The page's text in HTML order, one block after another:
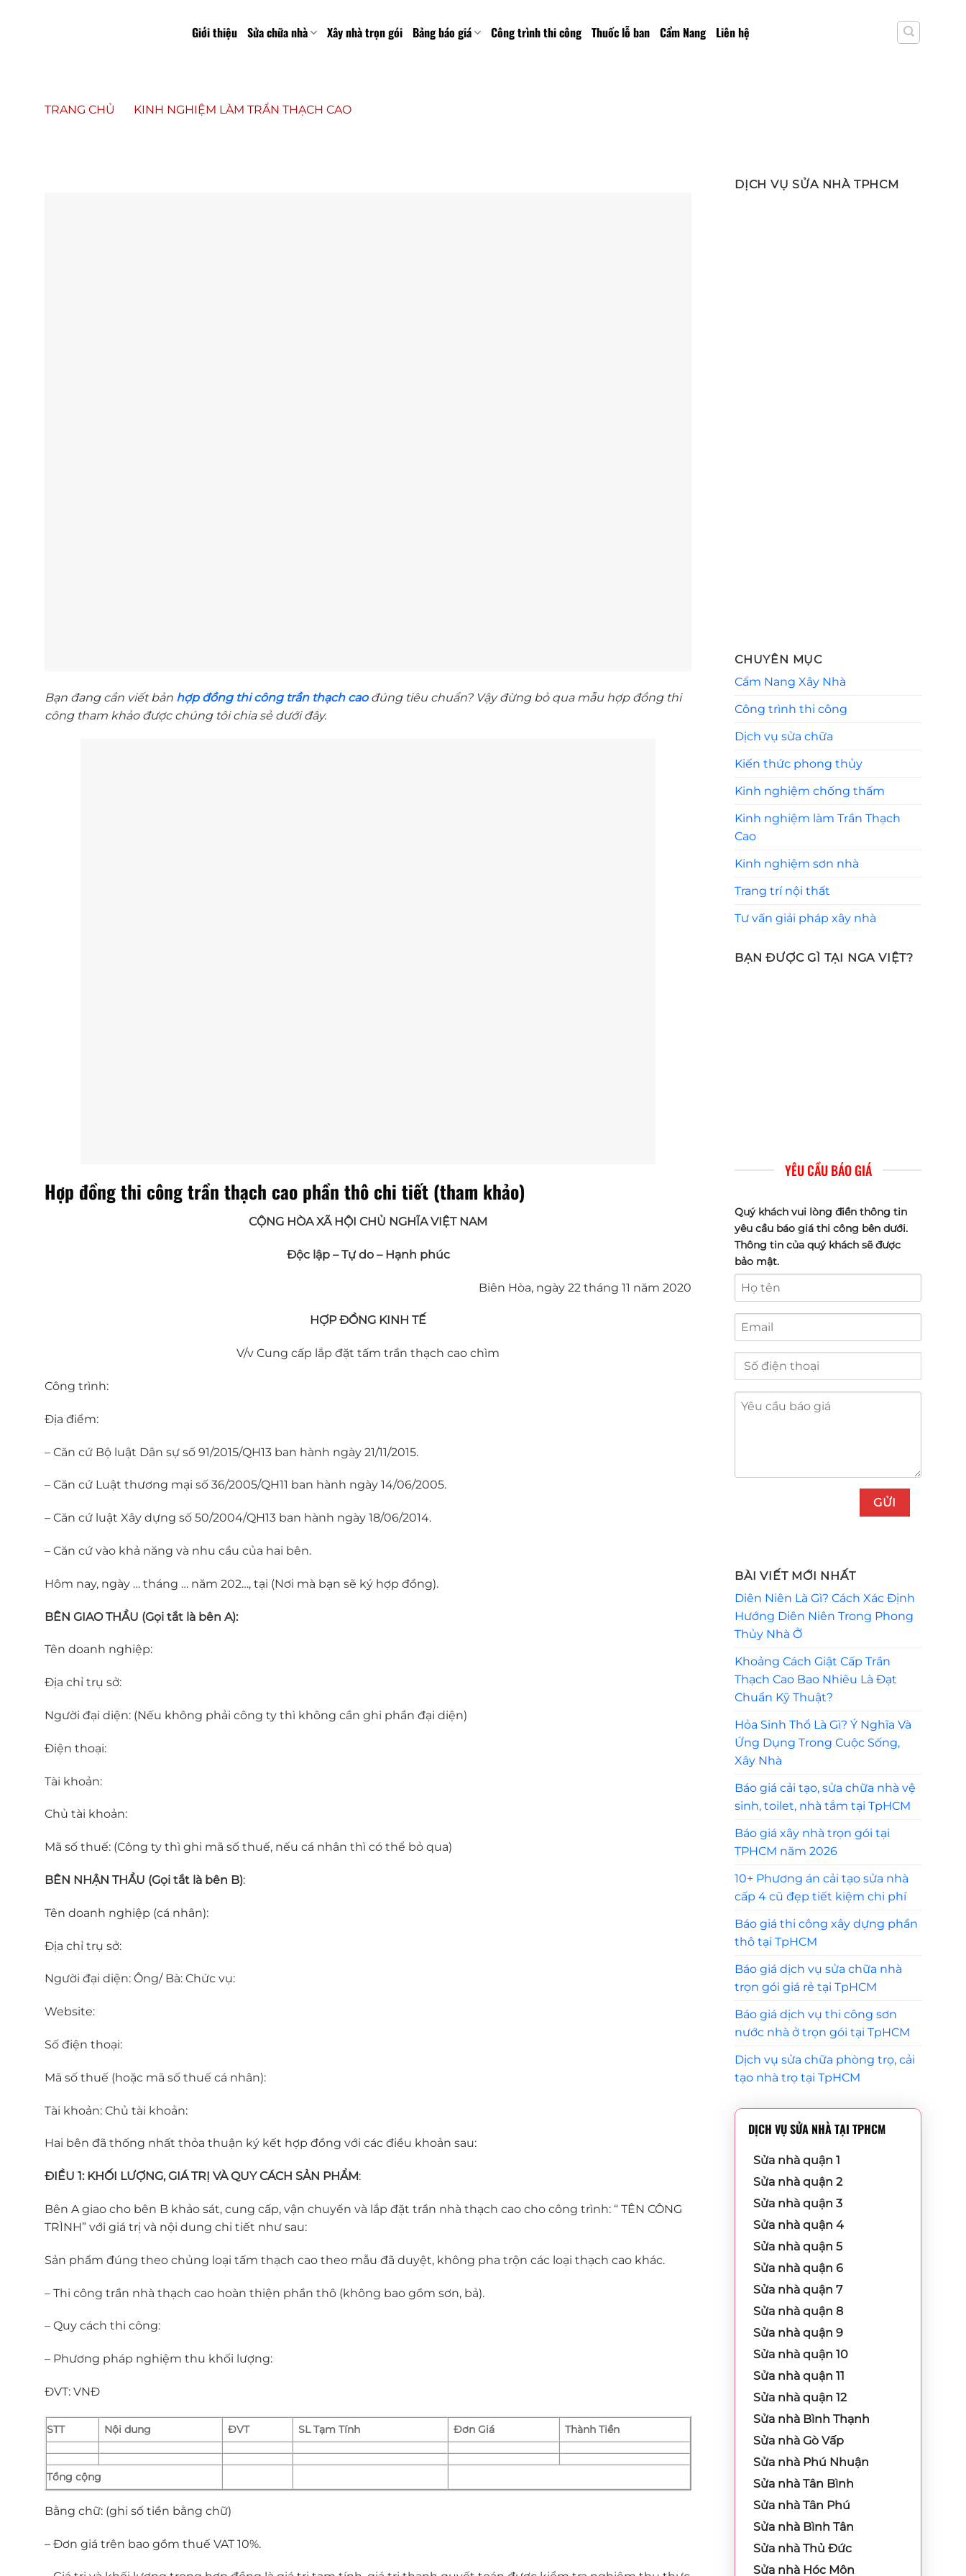
Giới thiệu Sửa chữa nhà Xây nhà trọn gói Bảng báo giá Công trình thi công Thuốc lỗ ban Cẩm Nang Liên hệ
TRANG CHỦ KINH NGHIỆM LÀM TRẦN THẠCH CAO
Bạn đang cần viết bản hợp đồng thi công trần thạch caođúng tiêu chuẩn? Vậy đừng bỏ qua mẫu hợp đồng thi
công tham khảo được chúng tôi chia sẻ dưới đây.
Hợp đồng thi công trần thạch cao phần thô chi tiết (tham khảo)
CỘNG HÒA XÃ HỘI CHỦ NGHĨA VIỆT NAM
Độc lập – Tự do – Hạnh phúc
Biên Hòa, ngày 22 tháng 11 năm 2020
HỢP ĐỒNG KINH TẾ
V/v Cung cấp lắp đặt tấm trần thạch cao chìm
Công trình:
Địa điểm:
– Căn cứ Bộ luật Dân sự số 91/2015/QH13 ban hành ngày 21/11/2015.
– Căn cứ Luật thương mại số 36/2005/QH11 ban hành ngày 14/06/2005.
– Căn cứ luật Xây dựng số 50/2004/QH13 ban hành ngày 18/06/2014.
– Căn cứ vào khả năng và nhu cầu của hai bên.
Hôm nay, ngày … tháng … năm 202…, tại (Nơi mà bạn sẽ ký hợp đồng).
BÊN GIAO THẦU (Gọi tắt là bên A):
Tên doanh nghiệp:
Địa chỉ trụ sở:
Người đại diện: (Nếu không phải công ty thì không cần ghi phần đại diện)
Điện thoại:
Tài khoản:
Chủ tài khoản:
Mã số thuế: (Công ty thì ghi mã số thuế, nếu cá nhân thì có thể bỏ qua)
BÊN NHẬN THẦU (Gọi tắt là bên B):
Tên doanh nghiệp (cá nhân):
Địa chỉ trụ sở:
Người đại diện: Ông/ Bà: Chức vụ:
Website:
Số điện thoại:
Mã số thuế (hoặc mã số thuế cá nhân):
Tài khoản: Chủ tài khoản:
Hai bên đã thống nhất thỏa thuận ký kết hợp đồng với các điều khoản sau:
ĐIỀU 1: KHỐI LƯỢNG, GIÁ TRỊ VÀ QUY CÁCH SẢN PHẨM:
Bên A giao cho bên B khảo sát, cung cấp, vận chuyển và lắp đặt trần nhà thạch cao cho công trình: “ TÊN CÔNG
TRÌNH” với giá trị và nội dung chi tiết như sau:
Sản phẩm đúng theo chủng loại tấm thạch cao theo mẫu đã duyệt, không pha trộn các loại thạch cao khác.
– Thi công trần nhà thạch cao hoàn thiện phần thô (không bao gồm sơn, bả).
– Quy cách thi công:
– Phương pháp nghiệm thu khối lượng:
ĐVT: VNĐ
STT Nội dung ĐVT SL Tạm Tính Đơn Giá Thành Tiền
Tổng cộng
Bằng chữ: (ghi số tiền bằng chữ)
– Đơn giá trên bao gồm thuế VAT 10%.
DỊCH VỤ SỬA NHÀ TPHCM
CHUYÊN MỤC
Cẩm Nang Xây Nhà
Công trình thi công
Dịch vụ sửa chữa
Kiến thức phong thủy
Kinh nghiệm chống thấm
Kinh nghiệm làm Trần Thạch
Cao
Kinh nghiệm sơn nhà
Trang trí nội thất
Tư vấn giải pháp xây nhà
BẠN ĐƯỢC GÌ TẠI NGA VIỆT?
YÊU CẦU BÁO GIÁ
Quý khách vui lòng điền thông tin
yêu cầu báo giá thi công bên dưới.
Thông tin của quý khách sẽ được
bảo mật.
BÀI VIẾT MỚI NHẤT
Diên Niên Là Gì? Cách Xác Định
Hướng Diên Niên Trong Phong
Thủy Nhà Ở
Khoảng Cách Giật Cấp Trần
Thạch Cao Bao Nhiêu Là Đạt
Chuẩn Kỹ Thuật?
Hỏa Sinh Thổ Là Gì? Ý Nghĩa Và
Ứng Dụng Trong Cuộc Sống,
Xây Nhà
Báo giá cải tạo, sửa chữa nhà vệ
sinh, toilet, nhà tắm tại TpHCM
Báo giá xây nhà trọn gói tại
TPHCM năm 2026
10+ Phương án cải tạo sửa nhà
cấp 4 cũ đẹp tiết kiệm chi phí
Báo giá thi công xây dựng phần
thô tại TpHCM
Báo giá dịch vụ sửa chữa nhà
trọn gói giá rẻ tại TpHCM
Báo giá dịch vụ thi công sơn
nước nhà ở trọn gói tại TpHCM
Dịch vụ sửa chữa phòng trọ, cải
tạo nhà trọ tại TpHCM
DỊCH VỤ SỬA NHÀ TẠI TPHCM
Sửa nhà quận 1
Sửa nhà quận 2
Sửa nhà quận 3
Sửa nhà quận 4
Sửa nhà quận 5
Sửa nhà quận 6
Sửa nhà quận 7
Sửa nhà quận 8
Sửa nhà quận 9
Sửa nhà quận 10
Sửa nhà quận 11
Sửa nhà quận 12
Sửa nhà Bình Thạnh
Sửa nhà Gò Vấp
Sửa nhà Phú Nhuận
Sửa nhà Tân Bình
Sửa nhà Tân Phú
Sửa nhà Bình Tân
Sửa nhà Thủ Đức
Sửa nhà Hóc Môn